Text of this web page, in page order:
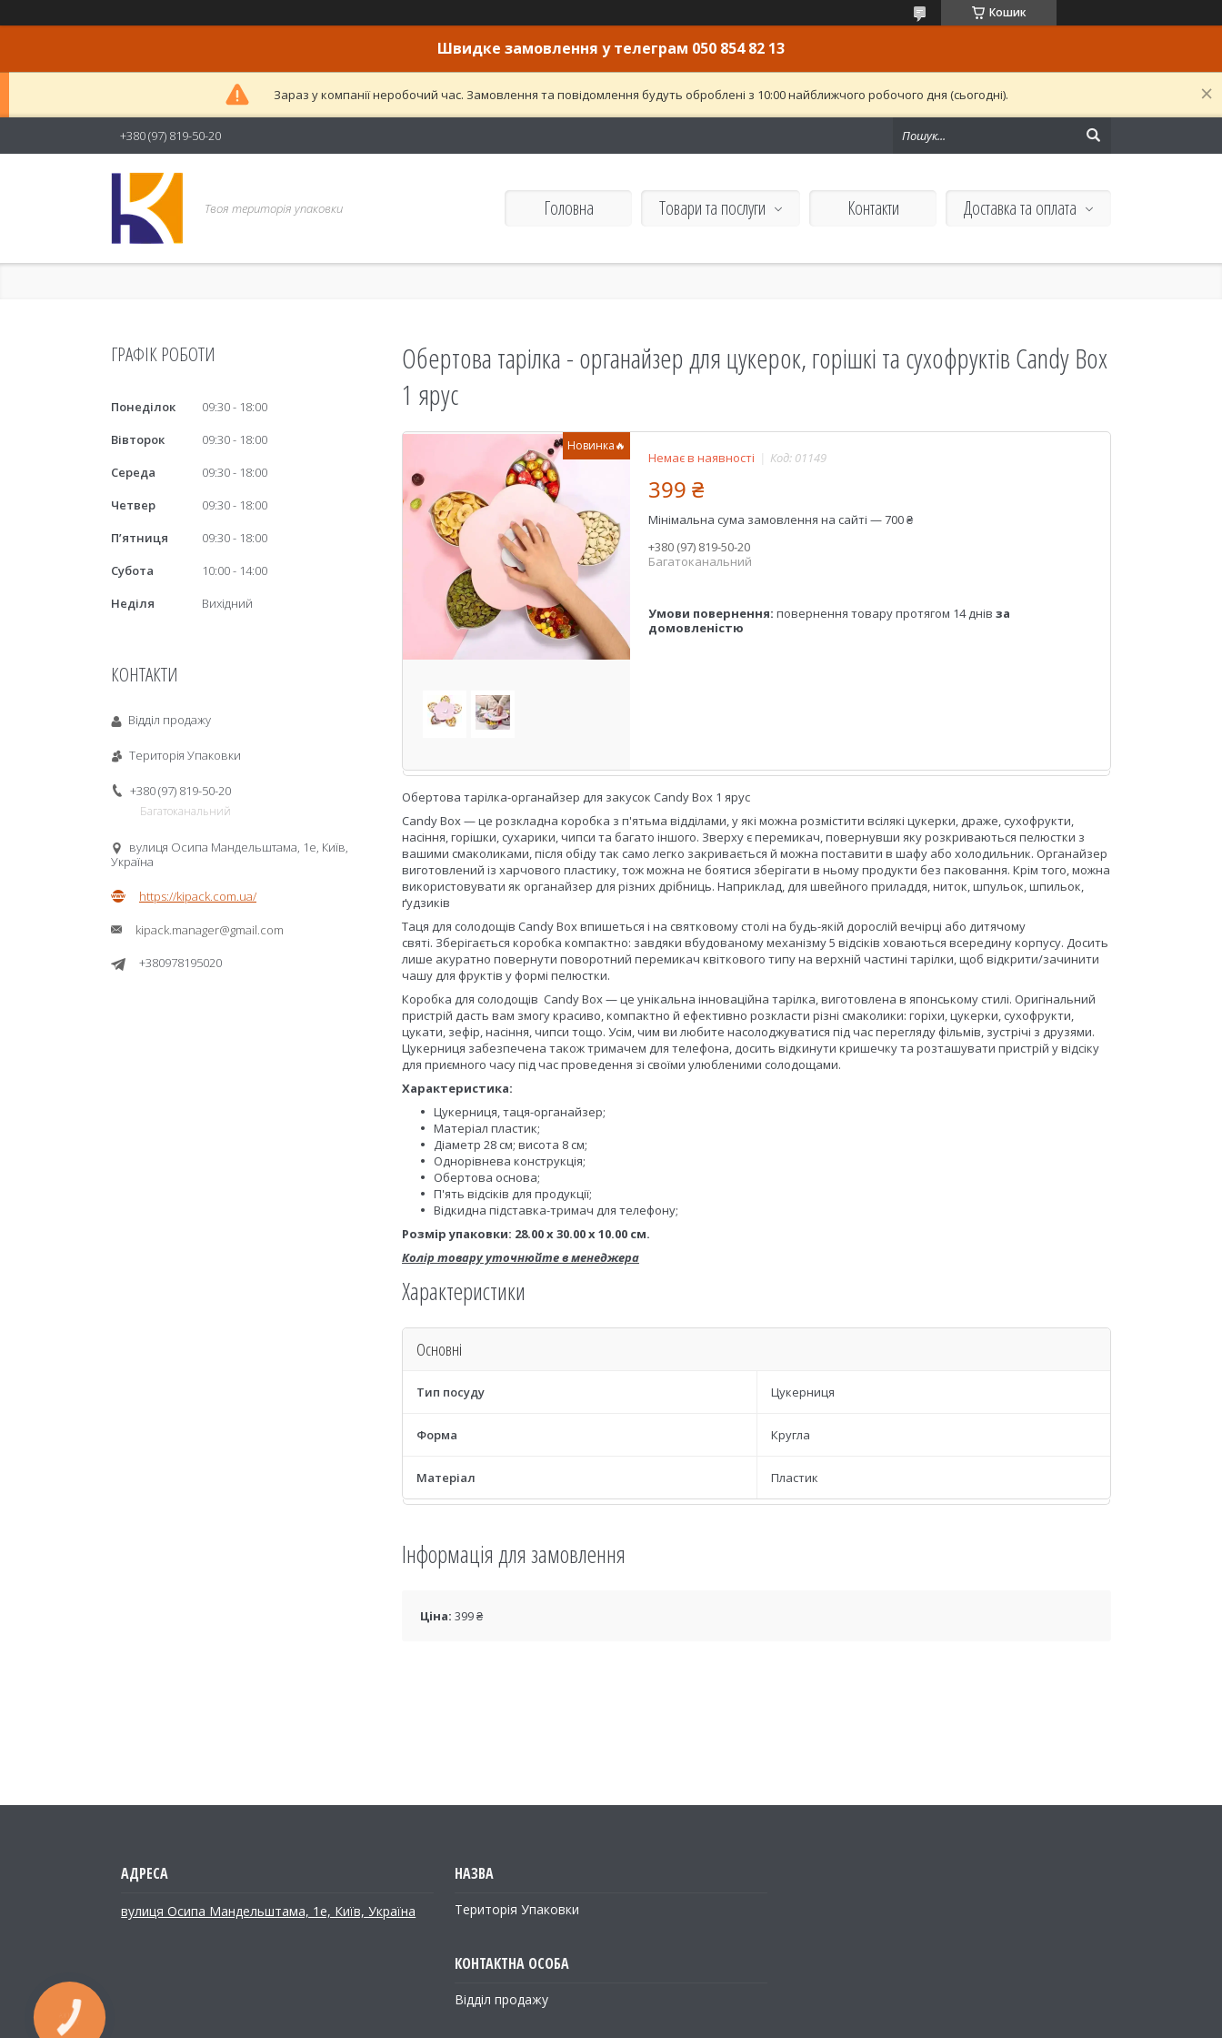
Кошик
Швидке замовлення у телеграм 050 854 82 13
Зараз у компанії неробочий час. Замовлення та повідомлення будуть оброблені з 10:00 найближчого робочого дня (сьогодні).
+380 (97) 819-50-20
Твоя територія упаковки Головна Товари та послуги Контакти Доставка та оплата
Обертова тарілка - органайзер для цукерок, горішкі та сухофруктів Candy Box
1 ярус
Новинка🔥
Немає в наявності Код: 01149
399 ₴
Мінімальна сума замовлення на сайті — 700 ₴
+380 (97) 819-50-20
Багатоканальний
повернення товару протягом 14 днів за
домовленістю
Обертова тарілка-органайзер для закусок Candy Box 1 ярус
Candy Box — це розкладна коробка з п'ятьма відділами, у які можна розмістити всілякі цукерки, драже, сухофрукти,
насіння, горішки, сухарики, чипси та багато іншого. Зверху є перемикач, повернувши яку розкриваються пелюстки з
вашими смаколиками, після обіду так само легко закривається й можна поставити в шафу або холодильник. Органайзер
виготовлений із харчового пластику, тож можна не боятися зберігати в ньому продукти без паковання. Крім того, можна
використовувати як органайзер для різних дрібниць. Наприклад, для швейного приладдя, ниток, шпульок, шпильок,
ґудзиків
Таця для солодощів Candy Box впишеться і на святковому столі на будь-якій дорослій вечірці або дитячому
святі. Зберігається коробка компактно: завдяки вбудованому механізму 5 відсіків ховаються всередину корпусу. Досить
лише акуратно повернути поворотний перемикач квіткового типу на верхній частині тарілки, щоб відкрити/зачинити
чашу для фруктів у формі пелюстки.
Коробка для солодощів Candy Box — це унікальна інноваційна тарілка, виготовлена в японському стилі. Оригінальний
пристрій дасть вам змогу красиво, компактно й ефективно розкласти різні смаколики: горіхи, цукерки, сухофрукти,
цукати, зефір, насіння, чипси тощо. Усім, чим ви любите насолоджуватися під час перегляду фільмів, зустрічі з друзями.
Цукерниця забезпечена також тримачем для телефона, досить відкинути кришечку та розташувати пристрій у відсіку
для приємного часу під час проведення зі своїми улюбленими солодощами.
Характеристика:
Цукерниця, таця-органайзер;
Матеріал пластик;
Діаметр 28 см; висота 8 см;
Однорівнева конструкція;
Обертова основа;
П'ять відсіків для продукції;
Відкидна підставка-тримач для телефону;
Розмір упаковки: 28.00 х 30.00 х 10.00 см.
Колір товару уточнюйте в менеджера
Характеристики
Основні
Тип посуду Цукерниця
Форма Кругла
Матеріал Пластик
Інформація для замовлення
Ціна: 399 ₴
ГРАФІК РОБОТИ
Понеділок 09:30
18:00
Вівторок
09:30
18:00
Середа
09:30
18:00
Четвер
09:30
18:00
Пʼятниця
09:30
18:00
Субота
10:00
14:00
Неділя
Вихідний
КОНТАКТИ
Відділ продажу
Територія Упаковки
+380 (97) 819-50-20
Багатоканальний
вулиця Осипа Мандельштама, 1е, Київ,
Україна
https://kipack.com.ua/
kipack.manager@gmail.com
+380978195020
вулиця Осипа Мандельштама, 1е, Київ, Україна Територія Упаковки
Відділ продажу
КНОПКА
ЗВ'ЯЗКУ